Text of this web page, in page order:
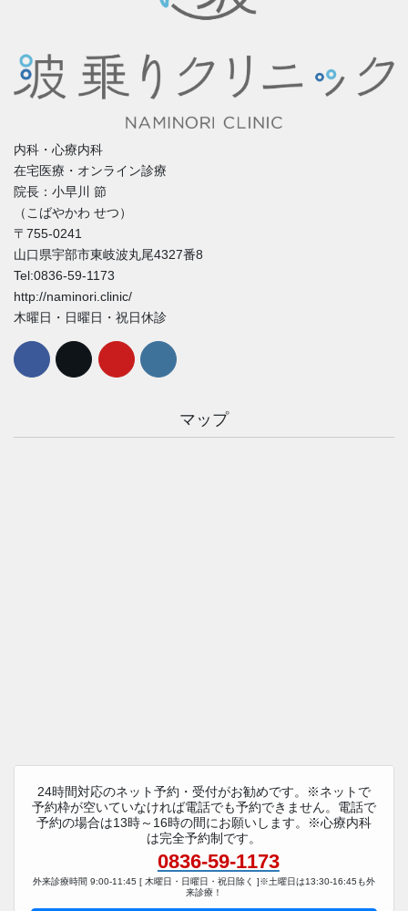
内科・心療内科
在宅医療・オンライン診療
院長：小早川 節
（こばやかわ せつ）
〒755-0241
山口県宇部市東岐波丸尾4327番8
Tel:0836-59-1173
http://naminori.clinic/
木曜日・日曜日・祝日休診
マップ
24時間対応のネット予約・受付がお勧めです。※ネットで
予約枠が空いていなければ電話でも予約できません。電話で
予約の場合は13時～16時の間にお願いします。※心療内科
は完全予約制です。
0836-59-1173
外来診療時間 9:00-11:45 [ 木曜日・日曜日・祝日除く ]※土曜日は13:30-16:45も外
来診療！